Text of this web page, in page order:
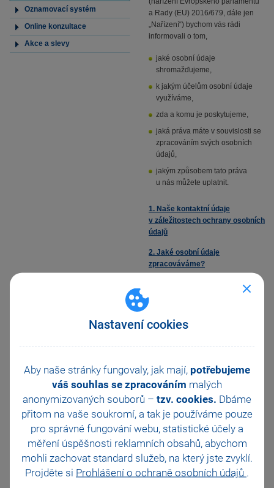
Nastavení cookies
Aby naše stránky fungovaly, jak mají, potřebujeme
váš souhlas se zpracováním malých
anonymizovaných souborů – tzv. cookies. Dbáme
přitom na vaše soukromí, a tak je používáme pouze
pro správné fungování webu, statistické účely a
měření úspěšnosti reklamních obsahů, abychom
mohli zachovat standard služeb, na který jste zvyklí.
Projděte si Prohlášení o ochraně osobních údajů .
Oznamovací systém
Online konzultace
Akce a slevy
a Rady (EU) 2016/679, dále jen
„Nařízení“) bychom vás rádi
informovali o tom,
jaké osobní údaje
shromažďujeme,
k jakým účelům osobní údaje
využíváme,
zda a komu je poskytujeme,
jaká práva máte v souvislosti se
zpracováním svých osobních
údajů,
jakým způsobem tato práva
u nás můžete uplatnit.
1. Naše kontaktní údaje
v záležitostech ochrany osobních
údajů
2. Jaké osobní údaje
zpracováváme?
3. Právní základ zpracování
osobních údajů, způsob a účel
4. Doba uložení osobních údajů
6. Předávání osobních údajů do
7. Vaše práva v souvislosti s tím,
že zpracováváme vaše osobní
údaje
8. Jak můžete uplatnit svá práva
uvedená v článku 7